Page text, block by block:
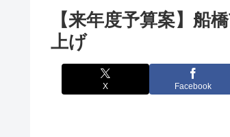
【来年度予算案】船
上げ
X Facebook